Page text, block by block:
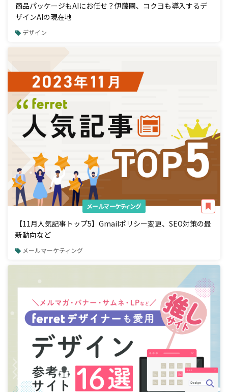
商品パッケージもAIにお任せ？伊藤園、コクヨも導入するデ
ザインAIの現在地
デザイン
メールマーケティング
【11月人気記事トップ5】Gmailポリシー変更、SEO対策の最
新動向など
メールマーケティング